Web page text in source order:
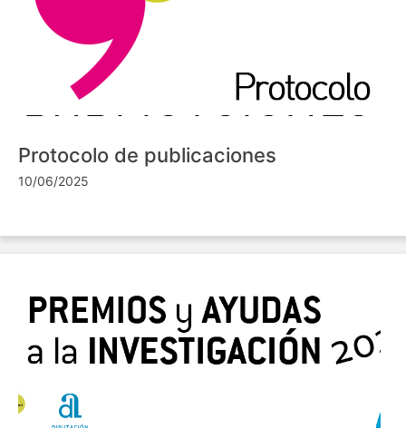
Protocolo de publicaciones
10/06/2025